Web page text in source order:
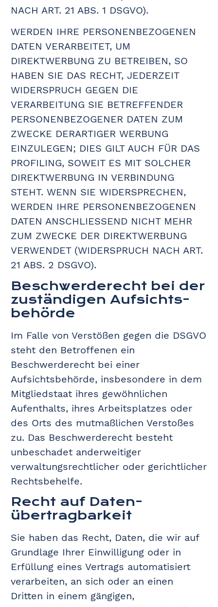
NACH ART. 21 ABS. 1 DSGVO).
WERDEN IHRE PERSONENBEZOGENEN
DATEN VERARBEITET, UM
DIREKTWERBUNG ZU BETREIBEN, SO
HABEN SIE DAS RECHT, JEDERZEIT
WIDERSPRUCH GEGEN DIE
VERARBEITUNG SIE BETREFFENDER
PERSONENBEZOGENER DATEN ZUM
ZWECKE DERARTIGER WERBUNG
EINZULEGEN; DIES GILT AUCH FÜR DAS
PROFILING, SOWEIT ES MIT SOLCHER
DIREKTWERBUNG IN VERBINDUNG
STEHT. WENN SIE WIDERSPRECHEN,
WERDEN IHRE PERSONENBEZOGENEN
DATEN ANSCHLIESSEND NICHT MEHR
ZUM ZWECKE DER DIREKTWERBUNG
VERWENDET (WIDERSPRUCH NACH ART.
21 ABS. 2 DSGVO).
Beschwerde­recht bei der
zuständigen Aufsichts­
behörde
Im Falle von Verstößen gegen die DSGVO
steht den Betroffenen ein
Beschwerderecht bei einer
Aufsichtsbehörde, insbesondere in dem
Mitgliedstaat ihres gewöhnlichen
Aufenthalts, ihres Arbeitsplatzes oder
des Orts des mutmaßlichen Verstoßes
zu. Das Beschwerderecht besteht
unbeschadet anderweitiger
verwaltungsrechtlicher oder gerichtlicher
Rechtsbehelfe.
Recht auf Daten­
übertrag­barkeit
Sie haben das Recht, Daten, die wir auf
Grundlage Ihrer Einwilligung oder in
Erfüllung eines Vertrags automatisiert
verarbeiten, an sich oder an einen
Dritten in einem gängigen,